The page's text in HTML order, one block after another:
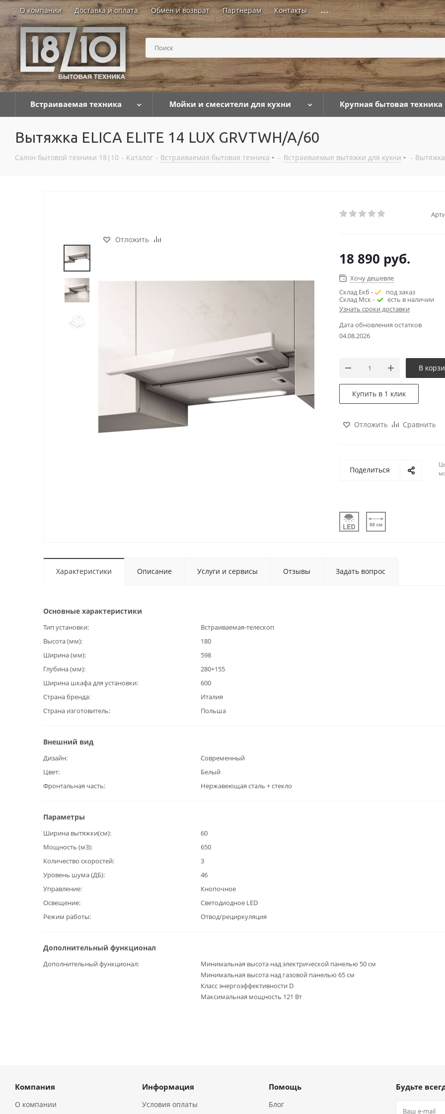
О компании Доставка и оплата Обмен и возврат Партнерам Контакты ...
Встраиваемая техника Мойки и смесители для кухни Крупная бытовая техника
Вытяжка ELICA ELITE 14 LUX GRVTWH/A/60
Салон бытовой техники 18|10 - Каталог - Встраиваемая бытовая техника - Встраиваемые вытяжки для кухни - Вытяжка
Отложить
18 890 руб.
Хочу дешевле
Склад Екб -
под заказ
Склад Мск -
есть в наличии
Узнать сроки доставки
Дата обновления остатков
04.08.2026
В
Купить в 1 клик
Отложить Сравнить
Поделиться
Характеристики Описание Услуги и сервисы Отзывы Задать вопрос
Основные характеристики
Тип установки
Встраиваемая-телескоп
Высота (мм)
180
Ширина (мм)
598
Глубина (мм)
280+155
Ширина шкафа для установки
600
Страна бренда
Италия
Страна изготовитель
Польша
Внешний вид
Дизайн
Современный
Цвет
Белый
Фронтальная часть
Нержавеющая сталь + стекло
Параметры
Ширина вытяжки(см)
60
Мощность (м3)
650
Количество скоростей
3
Уровень шума (ДБ)
46
Управление
Кнопочное
Освещение
Светодиодное LED
Режим работы
Отвод/рециркуляция
Дополнительный функционал
Дополнительный функционал
Минимальная высота над электрической панелью 50 см
Минимальная высота над газовой панелью 65 см
Класс энергоэффективности D
Максимальная мощность 121 Вт
Компания
О компании
Информация
Условия оплаты
Помощь
Блог
Будьте